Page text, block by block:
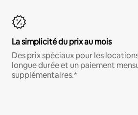
La simplicité du prix au mois
Des prix spéciaux pour les
longue durée et un paiement
supplémentaires.*